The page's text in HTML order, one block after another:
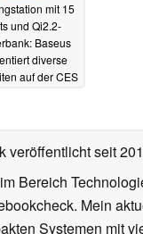
mit 15
und Qi2.2-
Baseus
diverse
auf der CES
veröffentlichtseit
Bereich
Mein
Systemen mit